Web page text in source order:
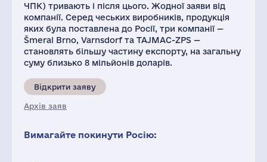
ЧПК) тривають і після цього. Жодної заяви від
компанії. Серед чеських виробників, продукція
яких була поставлена ​​до Росії, три компанії —
Šmeral Brno, Varnsdorf та TAJMAC-ZPS —
становлять більшу частину експорту, на загальну
суму близько 8 мільйонів доларів.
Відкрити заяву
Архів заяв
Вимагайте покинути Росію: